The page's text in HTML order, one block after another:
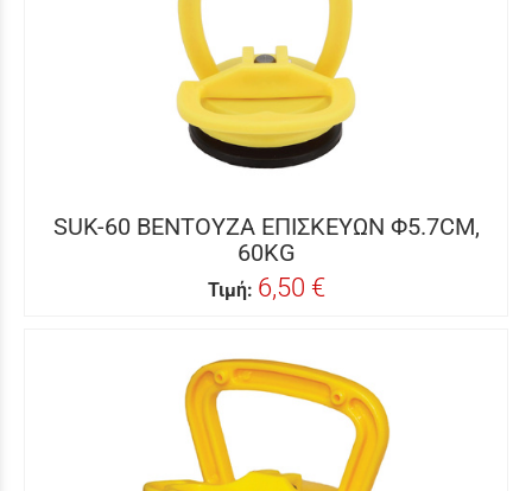
SUK-60 ΒΕΝΤΟΥΖΑ ΕΠΙΣΚΕΥΩΝ Φ5.7CM,
60KG
Τιμή: 6,50 €